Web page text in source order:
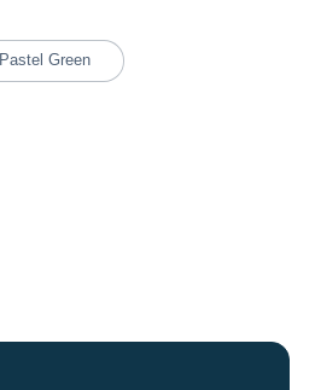
Pastel Green